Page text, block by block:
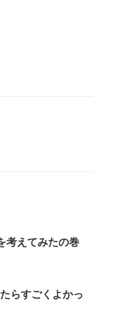
考えてみたの巻
らすごくよかっ